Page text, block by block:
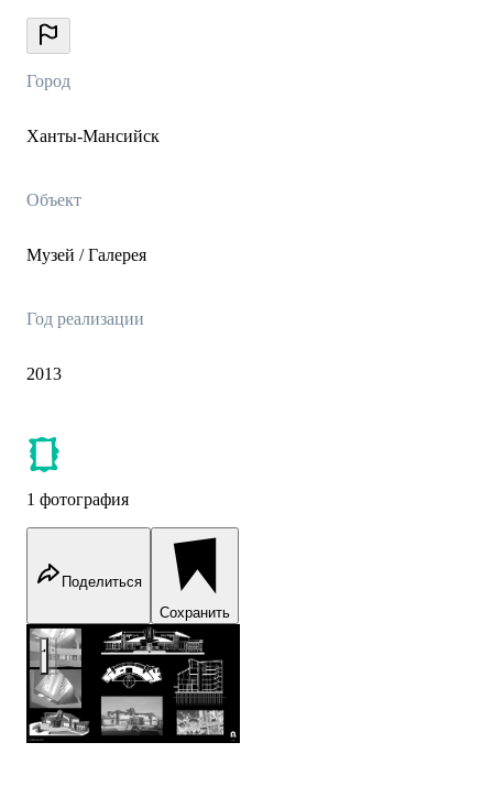
Город
Ханты-Мансийск
Объект
Музей / Галерея
Год реализации
2013
1 фотография
Поделиться
Сохранить
Museum of Geology, Oil and Gas, Khanty-Mansiysk, Russia